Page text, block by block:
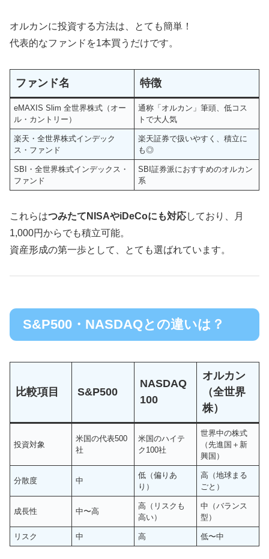
オルカンに投資する方法は、とても簡単！
代表的なファンドを1本買うだけです。
ファンド名 特徴
eMAXIS Slim 全世界株式（オー
ル・カントリー）
通称「オルカン」筆頭、低コス
トで大人気
楽天・全世界株式インデック
ス・ファンド
楽天証券で扱いやすく、積立に
も◎
SBI・全世界株式インデックス・
ファンド
SBI証券派におすすめのオルカン
系
これらはつみたてNISAやiDeCoにも対応しており、月
1,000円からでも積立可能。
資産形成の第一歩として、とても選ばれています。
S&P500・NASDAQとの違いは？
比較項目 S&P500
NASDAQ
100
オルカン
（全世界
株）
投資対象
米国の代表500
社
米国のハイテ
ク100社
世界中の株式
（先進国＋新
興国）
分散度 中
低（偏りあ
り）
高（地球まる
ごと）
成長性 中〜高
高（リスクも
高い）
中（バランス
型）
リスク 中 高 低〜中